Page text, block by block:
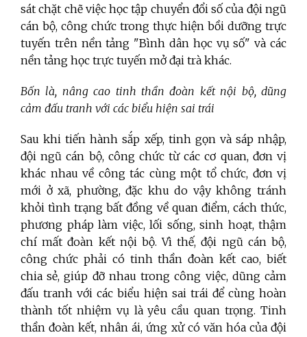
sát chặt chẽ việc học tập chuyển đổi số của đội ngũ
cán bộ, công chức trong thực hiện bồi dưỡng trực
tuyến trên nền tảng "Bình dân học vụ số" và các
nền tảng học trực tuyến mở đại trà khác.
Bốn là, nâng cao tinh thần đoàn kết nội bộ, dũng
cảm đấu tranh với các biểu hiện sai trái
Sau khi tiến hành sắp xếp, tinh gọn và sáp nhập,
đội ngũ cán bộ, công chức từ các cơ quan, đơn vị
khác nhau về công tác cùng một tổ chức, đơn vị
mới ở xã, phường, đặc khu do vậy không tránh
khỏi tình trạng bất đồng về quan điểm, cách thức,
phương pháp làm việc, lối sống, sinh hoạt, thậm
chí mất đoàn kết nội bộ. Vì thế, đội ngũ cán bộ,
công chức phải có tinh thần đoàn kết cao, biết
chia sẻ, giúp đỡ nhau trong công việc, dũng cảm
đấu tranh với các biểu hiện sai trái để cùng hoàn
thành tốt nhiệm vụ là yêu cầu quan trọng. Tinh
thần đoàn kết, nhân ái, ứng xử có văn hóa của đội